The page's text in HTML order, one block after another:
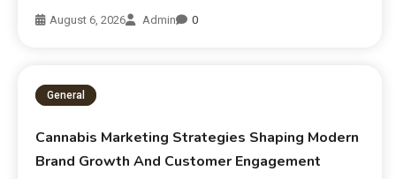
August 6, 2026 Admin 0
General
Cannabis Marketing Strategies Shaping Modern
Brand Growth And Customer Engagement